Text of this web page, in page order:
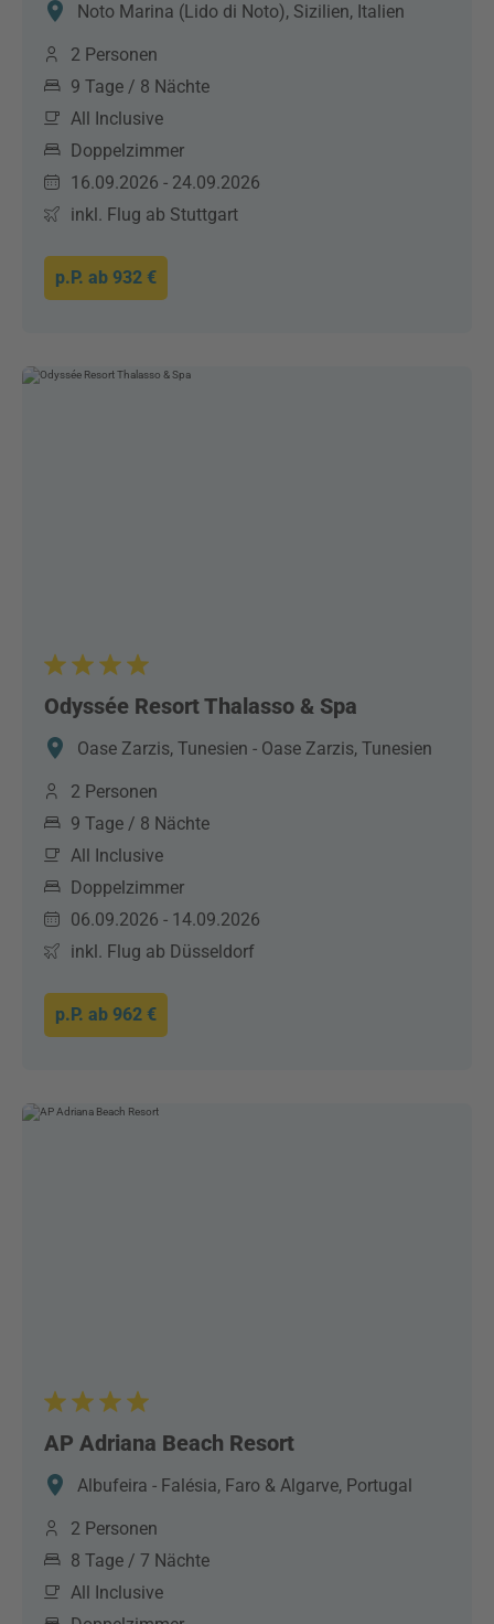
Noto Marina (Lido di Noto), Sizilien, Italien
2 Personen
9 Tage / 8 Nächte
All Inclusive
Doppelzimmer
16.09.2026 - 24.09.2026
inkl. Flug ab Stuttgart
p.P. ab 932 €
Odyssée Resort Thalasso & Spa
Oase Zarzis, Tunesien - Oase Zarzis, Tunesien
2 Personen
9 Tage / 8 Nächte
All Inclusive
Doppelzimmer
06.09.2026 - 14.09.2026
inkl. Flug ab Düsseldorf
p.P. ab 962 €
AP Adriana Beach Resort
Albufeira - Falésia, Faro & Algarve, Portugal
2 Personen
8 Tage / 7 Nächte
All Inclusive